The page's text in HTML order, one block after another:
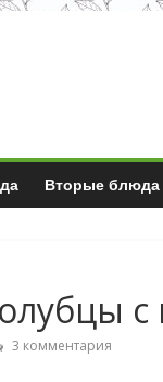
Вторые блюда
3 комментария